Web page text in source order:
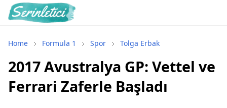
Home Formula 1 Spor Tolga Erbak
2017 Avustralya GP: Vettel ve
Ferrari Zaferle Başladı